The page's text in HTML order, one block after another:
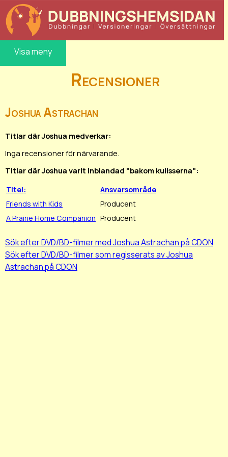
Visa meny
Recensioner
Joshua Astrachan
Titlar där Joshua medverkar:
Inga recensioner för närvarande.
Titlar där Joshua varit inblandad "bakom kulisserna":
Titel:
Ansvarsområde
Friends with Kids
Producent
A Prairie Home Companion Producent
Sök efter DVD/BD-filmer med Joshua Astrachan på CDON
Sök efter DVD/BD-filmer som regisserats av Joshua
Astrachan på CDON